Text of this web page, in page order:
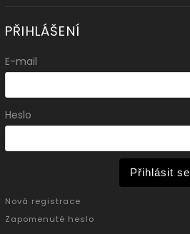
PŘIHLÁŠENÍ
E-mail
Heslo
Přihlásit se
Nová registrace
Zapomenuté heslo